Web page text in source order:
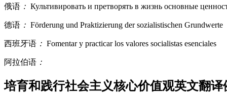
俄语 ： Культивировать и претворять в жизнь основные
德语 ： Förderung und Praktizierung der sozialistischen Grundwerte
西班牙语 ： Fomentar y practicar los valores socialistas esenciales
阿拉伯语 ：
培育和践行社会主义核心价值观英文翻译